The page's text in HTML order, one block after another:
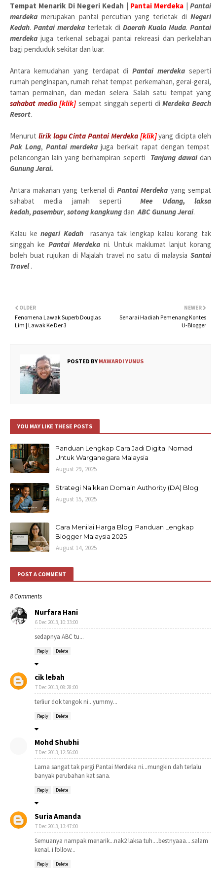
Tempat Menarik Di Negeri Kedah | Pantai Merdeka |Pantai
merdeka merupakan pantai percutian yang terletak di Negeri
Kedah.Pantai merdeka terletak di Daerah Kuala Muda. Pantai
merdeka juga terkenal sebagai pantai rekreasi dan perkelahan
bagi penduduk sekitar dan luar.
Antara kemudahan yang terdapat diPantai merdeka seperti
rumah penginapan, rumah rehat tempat perkemahan, gerai-gerai,
taman permainan, dan medan selera. Salah satu tempat yang
sahabat media[klik] sempat singgah seperti diMerdeka Beach
Resort.
Menurut lirik lagu Cinta Pantai Merdeka [klik]yang dicipta oleh
Pak Long,Pantai merdekajuga berkait rapat dengan tempat
pelancongan lain yang berhampiran seperti Tanjung dawai dan
Gunung Jerai.
Antara makanan yang terkenal di Pantai Merdeka yang sempat
sahabat media jamah
seperti Mee Udang, laksa
kedah, pasembur, sotong kangkungdan ABC Gunung Jerai.
Kalau kenegeri Kedah rasanya tak lengkap kalau korang tak
singgah ke Pantai Merdekani. Untuk maklumat lanjut korang
boleh buat rujukan di Majalah travel no satu di malaysia Santai
Travel.
NEWER
Senarai Hadiah Pemenang Kontes
U-Blogger
OLDER
Fenomena Lawak Superb Douglas
Lim | Lawak Ke Der 3
POSTED BY MAWARDI YUNUS
YOU MAY LIKE THESE POSTS
Panduan Lengkap Cara Jadi Digital Nomad
Untuk Warganegara Malaysia
August 29, 2025
Strategi Naikkan Domain Authority (DA) Blog
August 15, 2025
Cara Menilai Harga Blog: Panduan Lengkap
Blogger Malaysia 2025
August 14, 2025
POST A COMMENT
8 Comments
Nurfara Hani
6 Dec 2013, 10:33:00
sedapnya ABC tu...
Reply Delete
cik lebah
7 Dec 2013, 08:28:00
terliur dok tengok ni.. yummy...
Reply Delete
Mohd Shubhi
7 Dec 2013, 12:56:00
Lama sangat tak pergi Pantai Merdeka ni...mungkin dah terlalu
banyak perubahan kat sana.
Reply Delete
Suria Amanda
7 Dec 2013, 13:47:00
Semuanya nampak menarik...nak2 laksa tuh....bestnyaaa....salam
kenal..i follow...
Reply Delete